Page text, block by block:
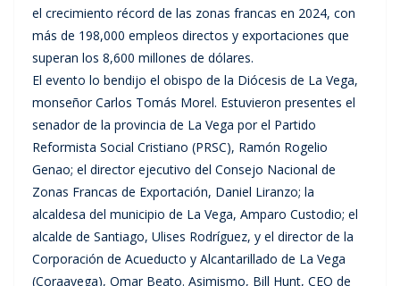
el crecimiento récord de las zonas francas en 2024, con
más de 198,000 empleos directos y exportaciones que
superan los 8,600 millones de dólares.
El evento lo bendijo el obispo de la Diócesis de La Vega,
monseñor Carlos Tomás Morel. Estuvieron presentes el
senador de la provincia de La Vega por el Partido
Reformista Social Cristiano (PRSC), Ramón Rogelio
Genao; el director ejecutivo del Consejo Nacional de
Zonas Francas de Exportación, Daniel Liranzo; la
alcaldesa del municipio de La Vega, Amparo Custodio; el
alcalde de Santiago, Ulises Rodríguez, y el director de la
Corporación de Acueducto y Alcantarillado de La Vega
(Coraavega), Omar Beato. Asimismo, Bill Hunt, CEO de